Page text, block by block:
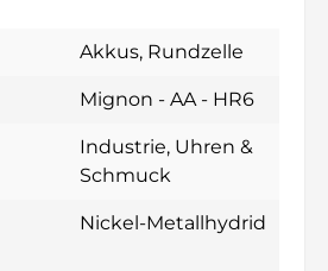
Akkus, Rundzelle
Mignon - AA - HR6
Industrie, Uhren &
Schmuck
Nickel-Metallhydrid